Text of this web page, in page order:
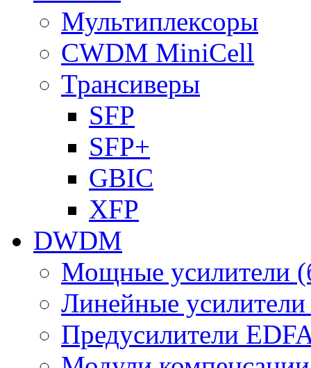
Мультиплексоры
CWDM MiniCell
Трансиверы
SFP
SFP+
GBIC
XFP
DWDM
Мощные усилители
Линейные
Предусилители